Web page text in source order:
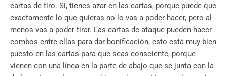
cartas de tiro. Si, tienes azar en las cartas, porque puede que
exactamente lo que quieras no lo vas a poder hacer, pero al
menos vas a poder tirar. Las cartas de ataque pueden hacer
combos entre ellas para dar bonificación, esto está muy bien
puesto en las cartas para que seas consciente, porque
vienen con una línea en la parte de abajo que se junta con la